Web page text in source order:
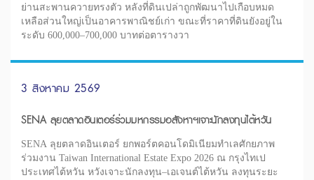
ย่านสะพานควายทรงตัว หลังที่ดินเปล่าถูกพัฒนาไปเกือบหมด
เหลือส่วนใหญ่เป็นอาคารพาณิชย์เก่า ขณะที่ราคาที่ดินยังอยู่ใน
ระดับ 600,000–700,000 บาทต่อตารางวา
3 สิงหาคม 2569
SENA ลุยตลาดอินเตอร์ร่วมมหกรรมอสังหาฯเจาะนักลงทุนไต้หวัน
SENA ลุยตลาดอินเตอร์ ยกพอร์ตคอนโดมิเนียมทำเลศักยภาพ
ร่วมงาน Taiwan International Estate Expo 2026 ณ กรุงไทเป
ประเทศไต้หวัน หวังเจาะนักลงทุน–เอเจนต์ไต้หวัน ลงทุนระยะ